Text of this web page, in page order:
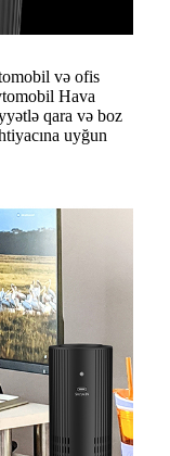
və ofis
Hava
qara və boz
uyğun